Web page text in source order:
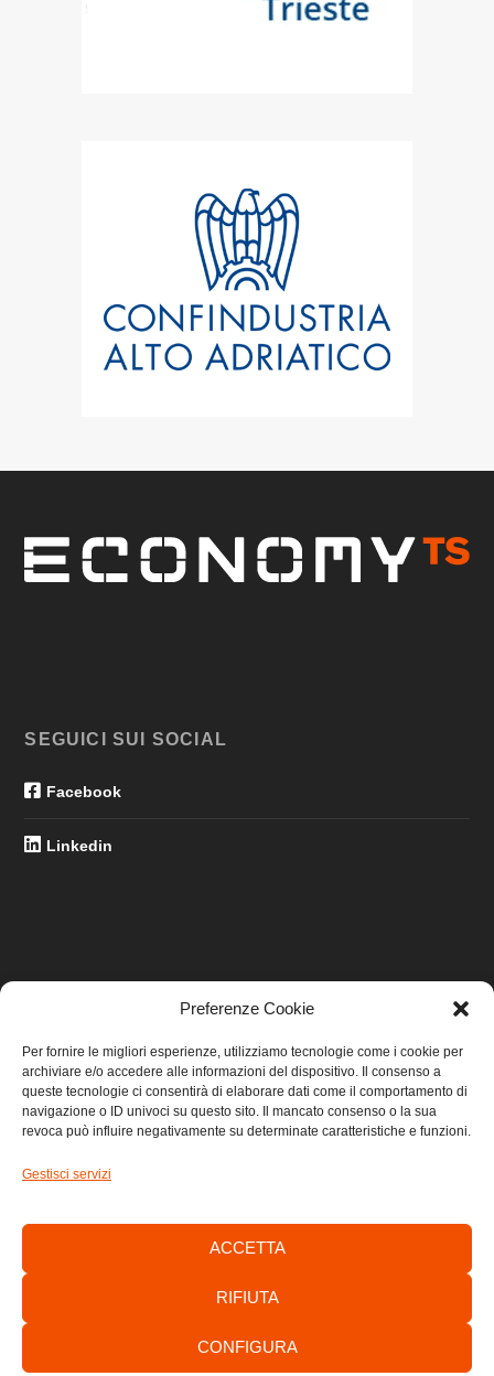
Preferenze Cookie
Per fornire le migliori esperienze, utilizziamo tecnologie come i cookie per
archiviare e/o accedere alle informazioni del dispositivo. Il consenso a
queste tecnologie ci consentirà di elaborare dati come il comportamento di
navigazione o ID univoci su questo sito. Il mancato consenso o la sua
revoca può influire negativamente su determinate caratteristiche e funzioni.
Gestisci servizi
ACCETTA
RIFIUTA
CONFIGURA
SEGUICI SUI SOCIAL
Facebook
Linkedin
Home
Privacy